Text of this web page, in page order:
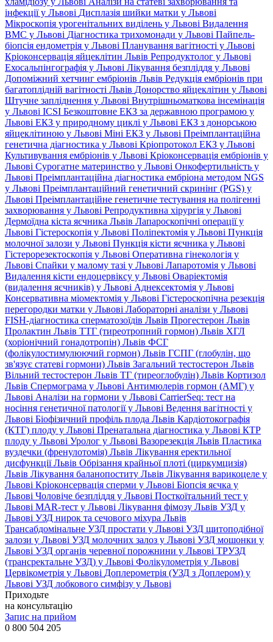
інфекції у Львові Дисплазія шийки матки у Львові
Мікроскопія урогенітальних виділень у Львові Видалення
ВМС у Львові Діагностика трихомонади у Львові Пайпель-
біопсія ендометрія у Львові Планування вагітності у Львові
Кріоконсервація яйцеклітин Львів Репродуктолог у Львові
Ехосальпінгографія у Львові Лікування безпліддя у Львові
Допоміжний хетчинг ембріонів Львів Редукція ембріонів при
багатоплідній вагітності Львів Донорство яйцеклітин у Львові
Штучне запліднення у Львові Внутрішньоматкова інсемінація
у Львові ICSI Безкоштовне ЕКЗ за державною програмою у
Львові ЕКЗ у природному циклі у Львові ЕКЗ з донорською
яйцеклітиною у Львові Міні ЕКЗ у Львові Преімплантаційна
генетична діагностика у Львові Кріопротокол ЕКЗ у Львові
Культивування ембріонів у Львові Кріоконсервація ембріонів у
Львові Сурогатне материнство у Львові Онкофертильність у
Львові Преімплантаційна діагностика ембріона методом NGS
у Львові Преімплантаційний генетичний скринінг (PGS) у
Львові Преімплантаційне генетичне тестування на полігенні
захворювання у Львові Репродуктивна хірургія у Львові
Дермоїдна кіста яєчника Львів Лапароскопічні операції у
Львові Гістероскопія у Львові Поліпектомія у Львові Пункція
молочної залози у Львові Пункція кісти яєчника у Львові
Гістерорезектоскопія у Львові Оперативна гінекологія у
Львові Спайки у малому тазі у Львові Лапаротомія у Львові
Видалення кісти ендоцервіксу у Львові Оваріектомія
(видалення яєчників) у Львові Аднексектомія у Львові
Консервативна міомектомія у Львові Гістероскопічна резекція
перегородки матки у Львові Лабораторні аналізи у Львові
FISH-діагностика сперматозоїдів Львів Прогестерон Львів
Пролактин Львів ТТГ (тиреотропний гормон) Львів ХГЛ
(хоріонічний гонадотропін) Львів ФСГ
(фолікулостимулюючий гормон) Львів ГСПГ (глобулін, що
зв'язує статеві гормони) Львів Загальний тестостерон Львів
Вільний тестостерон Львів ТГ (тиреоглобулін) Львів Кортизол
Львів Спермограма у Львові Антимюлерів гормон (АМГ) у
Львові Аналізи на гормони у Львові CarrierSeq: тест на
носіння генетичної патології у Львові Ведення вагітності у
Львові Біофізичний профіль плода Львів Кардіотокографія
(КТГ) плоду у Львові Пренатальна діагностика у Львові КТР
плоду у Львові Уролог у Львові Вазорезекція Львів Пластика
вуздечки (френулотомія) Львів Лікування еректильної
дисфункції Львів Обрізання крайньої плоті (циркумцизія)
Львів Лікування баланопоститу Львів Лікування варикоцеле у
Львові Кріоконсервація сперми у Львові Біопсія яєчка у
Львові Чоловіче безпліддя у Львові Посткоїтальний тест у
Львові MAR-тест у Львові Лікування фімозу Львів УЗД у
Львові УЗД нирок та сечового міхура Львів
Трансабдомінальне УЗД простати у Львові УЗД щитоподібної
залози у Львові УЗД молочних залоз у Львові УЗД мошонки у
Львові УЗД органів черевної порожнини у Львові ТРУЗД
(трансректальне УЗД) у Львові Фолікулометрія у Львові
Цервікометрія у Львові Доплерометрія (УЗД з Доплером) у
Львові УЗД лобкового симфізу у Львові
Приходьте
на консультацію
Запис на прийом
0 800 504 205